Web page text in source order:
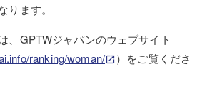
ります。
、GPTWジャパンのウェブサイト
ranking/woman/
）をご覧くださ